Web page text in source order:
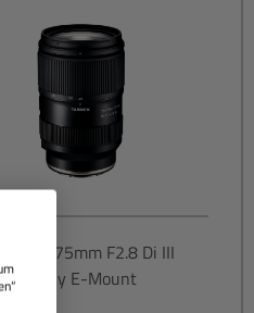
28-75mm F2.8 Di III
– Sony E-Mount